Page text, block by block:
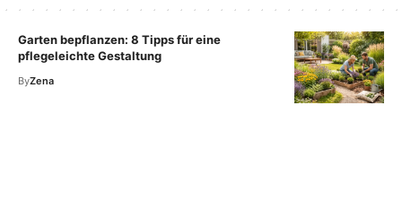
Garten bepflanzen: 8 Tipps für eine
pflegeleichte Gestaltung
ByZena